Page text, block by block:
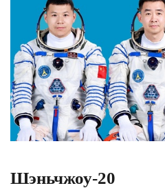
Шэньчжоу-20